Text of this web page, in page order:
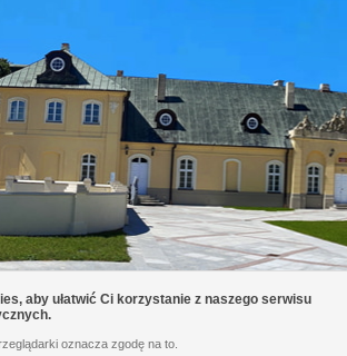
aby ułatwić Ci korzystanie z naszego serwisu
oznacza zgodę na to.